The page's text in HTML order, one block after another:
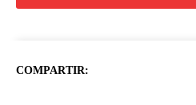
COMPARTIR: